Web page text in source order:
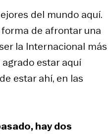
del mundo aquí.
de afrontar una
la Internacional más
estar aquí
estar ahí, en las
hay dos